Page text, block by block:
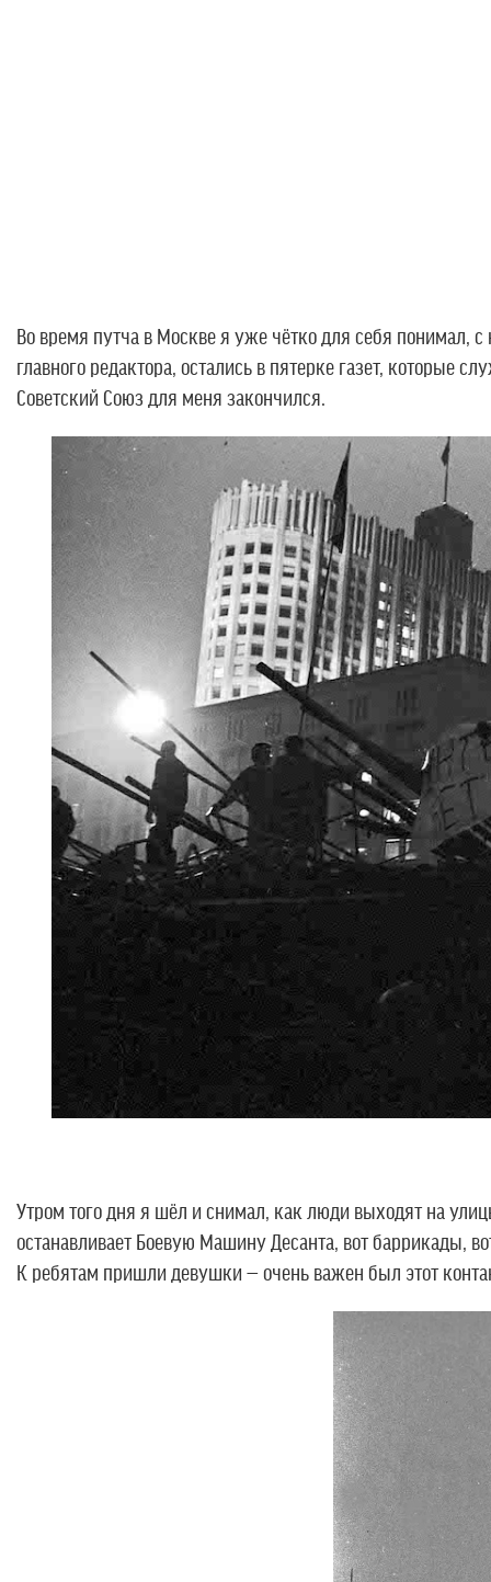
Во время путча в Москве я уже чётко для себя понимал,
главного редактора, остались в пятерке газет, которые
Советский Союз для меня закончился.
Утром того дня я шёл и снимал, как люди выходят на
останавливает Боевую Машину Десанта, вот баррикады,
К ребятам пришли девушки — очень важен был этот